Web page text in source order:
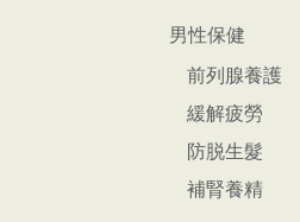
男性保健
前列腺養護
緩解疲勞
防脱生髮
補腎養精